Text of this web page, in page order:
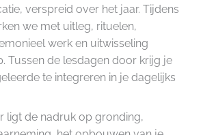
verspreid over het jaar. Tijdens
we met uitleg, rituelen,
werk en uitwisseling
Tussen de lesdagen door krijg je
te integreren in je dagelijks
ligt de nadruk op gronding,